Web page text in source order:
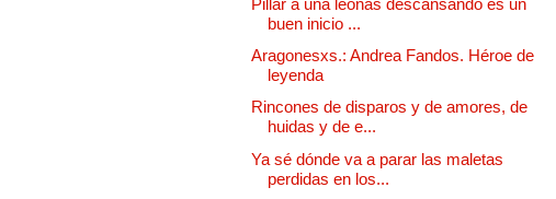
Pillar a una leonas descansando es un
buen inicio ...
Aragonesxs.: Andrea Fandos. Héroe de
leyenda
Rincones de disparos y de amores, de
huidas y de e...
Ya sé dónde va a parar las maletas
perdidas en los...